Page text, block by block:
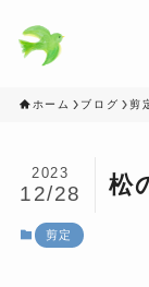
ホーム ブログ 剪
松
2023
12/28
剪定